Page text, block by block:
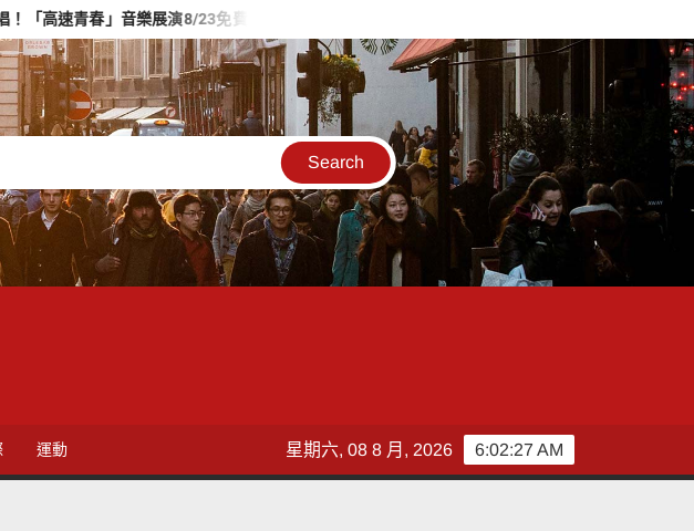
樂展演8/23免費登場 一片太平洋、兩座島嶼 臺灣與夏威夷深化海洋廢棄物治理合作 臺美
運動 6:02:29 AM
星期六, 08 8 月, 2026